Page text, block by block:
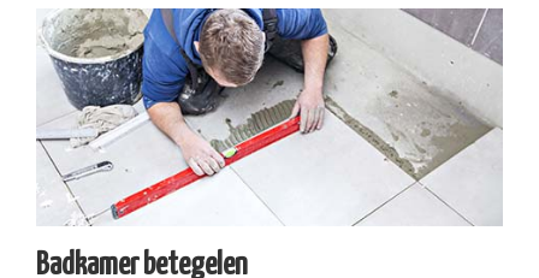
Badkamer betegelen